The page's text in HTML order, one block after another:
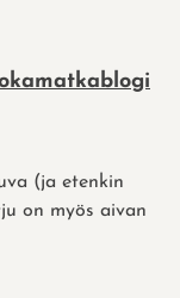
(ja etenkin
on myös aivan